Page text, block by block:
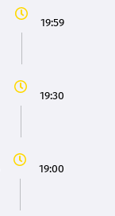
19:59
19:30
19:00